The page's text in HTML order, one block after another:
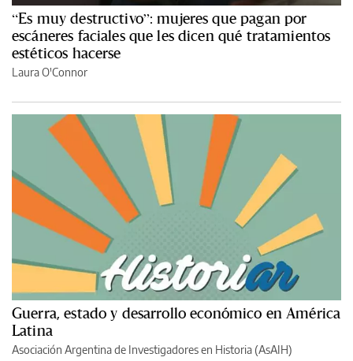
“Es muy destructivo”: mujeres que pagan por
escáneres faciales que les dicen qué tratamientos
estéticos hacerse
Laura O'Connor
Guerra, estado y desarrollo económico en América
Latina
Asociación Argentina de Investigadores en Historia (AsAIH)